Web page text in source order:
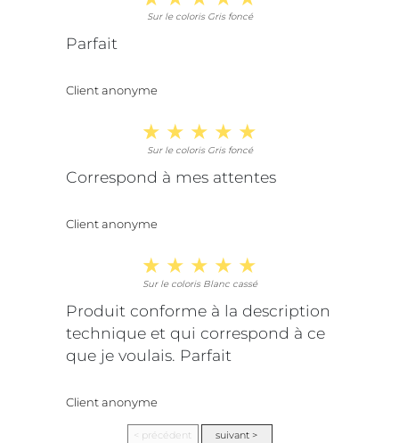
Sur le coloris Gris foncé
Parfait
Client anonyme
Sur le coloris Gris foncé
Correspond à mes attentes
Client anonyme
Sur le coloris Blanc cassé
Produit conforme à la description
technique et qui correspond à ce
que je voulais. Parfait
Client anonyme